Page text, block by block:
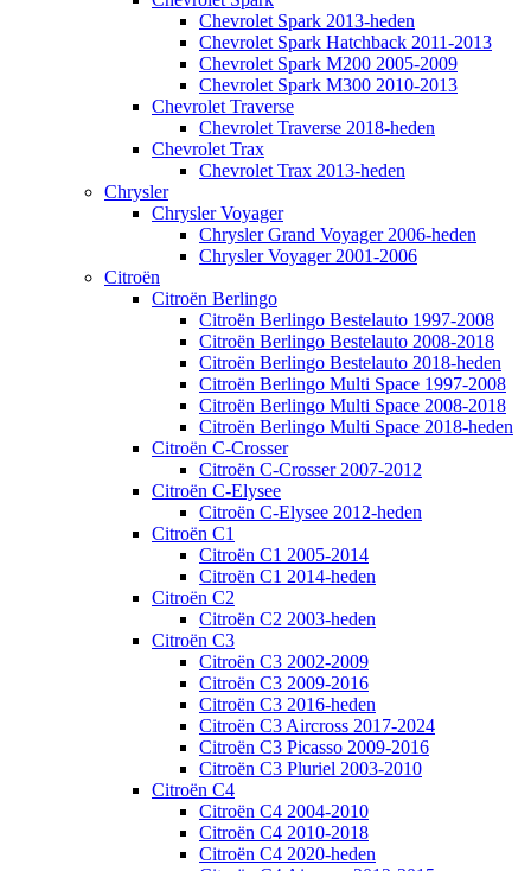
Chevrolet Spark 2013-heden
Chevrolet Spark Hatchback 2011-2013
Chevrolet Spark M200 2005-2009
Chevrolet Spark M300 2010-2013
Chevrolet Traverse
Chevrolet Traverse 2018-heden
Chevrolet Trax
Chevrolet Trax 2013-heden
Chrysler
Chrysler Voyager
Chrysler Grand Voyager 2006-heden
Chrysler Voyager 2001-2006
Citroën
Citroën Berlingo
Citroën Berlingo Bestelauto 1997-2008
Citroën Berlingo Bestelauto 2008-2018
Citroën Berlingo Bestelauto 2018-heden
Citroën Berlingo Multi Space 1997-2008
Citroën Berlingo Multi Space 2008-2018
Citroën Berlingo Multi Space 2018-heden
Citroën C-Crosser
Citroën C-Crosser 2007-2012
Citroën C-Elysee
Citroën C-Elysee 2012-heden
Citroën C1
Citroën C1 2005-2014
Citroën C1 2014-heden
Citroën C2
Citroën C2 2003-heden
Citroën C3
Citroën C3 2002-2009
Citroën C3 2009-2016
Citroën C3 2016-heden
Citroën C3 Aircross 2017-2024
Citroën C3 Picasso 2009-2016
Citroën C3 Pluriel 2003-2010
Citroën C4
Citroën C4 2004-2010
Citroën C4 2010-2018
Citroën C4 2020-heden